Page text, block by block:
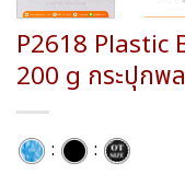
P2618 Plastic
200 g กระปุกพ
: :